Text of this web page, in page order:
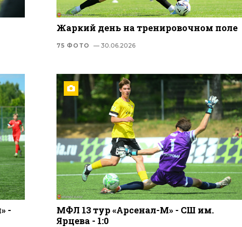
Жаркий день на тренировочном поле
75 ФОТО — 30.06.2026
-
МФЛ 13 тур «Арсенал-М» - СШ им.
Ярцева - 1:0